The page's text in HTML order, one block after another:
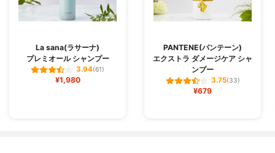
La sana(ラサーナ)
プレミオール シャンプー
3.94(61)
¥1,980
PANTENE(パンテーン)
エクストラ ダメージケア シャ
ンプー
3.75(33)
¥679